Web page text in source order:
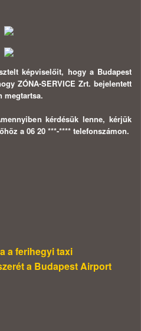
képviselőit, hogy a Budapest
ZÓNA-SERVICE Zrt. bejelentett
megtartsa.
kérdésük lenne, kérjük
a 06 20 ***-**** telefonszámon.
a ferihegyi taxi
a Budapest Airport